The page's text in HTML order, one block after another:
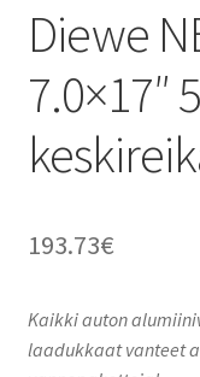
Diewe
7.0×17″
193.73€
Kaikki auton
laadukkaat vanteet